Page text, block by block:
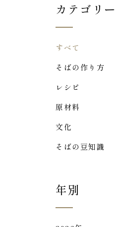
カテゴリー
すべて
そばの作り方
レシピ
原材料
文化
そばの豆知識
年別